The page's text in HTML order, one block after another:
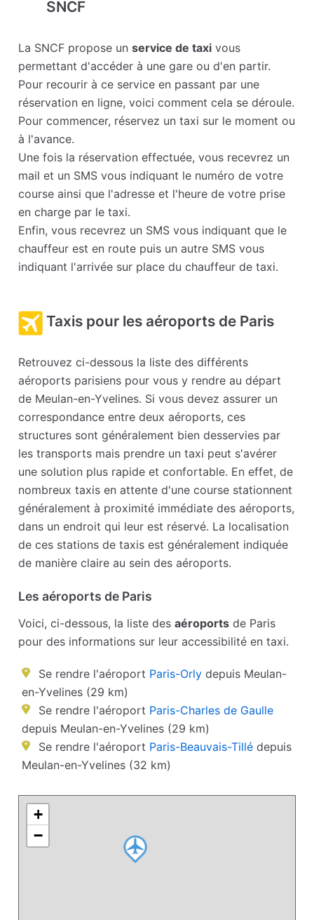
SNCF
La SNCF propose unservice de taxi vous
permettant d'accéder à une gare ou d'en partir.
Pour recourir à ce service en passant par une
réservation en ligne, voici comment cela se déroule.
Pour commencer, réservez un taxi sur le moment ou
à l'avance.
Une fois la réservation effectuée, vous recevrez un
mail et un SMS vous indiquant le numéro de votre
course ainsi que l'adresse et l'heure de votre prise
en charge par le taxi.
Enfin, vous recevrez un SMS vous indiquant que le
chauffeur est en route puis un autre SMS vous
indiquant l'arrivée sur place du chauffeur de taxi.
Taxis pour les aéroports de Paris
Retrouvez ci-dessous la liste des différents
aéroports parisiens pour vous y rendre au départ
de Meulan-en-Yvelines. Si vous devez assurer un
correspondance entre deux aéroports, ces
structures sont généralement bien desservies par
les transports mais prendre un taxi peut s'avérer
une solution plus rapide et confortable. En effet, de
nombreux taxis en attente d'une course stationnent
généralement à proximité immédiate des aéroports,
dans un endroit qui leur est réservé. La localisation
de ces stations de taxis est généralement indiquée
de manière claire au sein des aéroports.
Les aéroports de Paris
Voici, ci-dessous, la liste desaéroports de Paris
pour des informations sur leur accessibilité en taxi.
Se rendre l'aéroport Paris-Orly depuis Meulan-
en-Yvelines (29 km)
Se rendre l'aéroport Paris-Charles de Gaulle
depuis Meulan-en-Yvelines (29 km)
Se rendre l'aéroport Paris-Beauvais-Tillé depuis
Meulan-en-Yvelines (32 km)
+
−